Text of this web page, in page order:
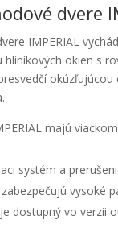
dvere
IMPERIAL
okien s
majú
systém a
vysoké
dostupný vo verzii